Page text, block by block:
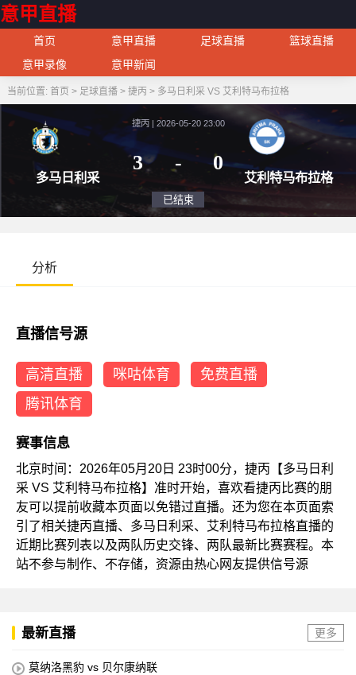
意甲直播
首页 意甲直播 足球直播
篮球直播
意甲录像
意甲新闻
当前位置: 首页 > 足球直播> 捷丙 > 多马日利采 VS 艾利特马布拉格
多马日利采
捷丙 | 2026-05-20 23:00
3
艾利特
分析
直播信号源
高清直播 咪咕体育
免费直播
腾讯体育
赛事信息
北京时间：2026年05月20日 23时00分，捷丙【多马日利
采 VS 艾利特马布拉格】准时开始，喜欢看捷丙比赛的朋
友可以提前收藏本页面以免错过直播。还为您在本页面索
引了相关捷丙直播、多马日利采、艾利特马布拉格直播的
近期比赛列表以及两队历史交锋、两队最新比赛赛程。本
站不参与制作、不存储，资源由热心网友提供信号源
最新直播 更多
莫纳洛黑豹 vs 贝尔康纳联